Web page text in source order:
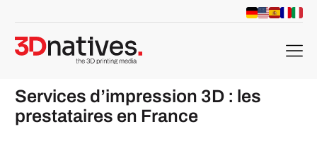
menu
Services d’impression 3D : les
prestataires en France